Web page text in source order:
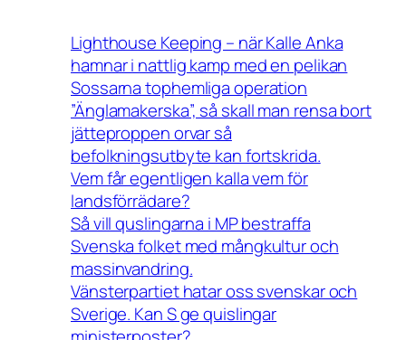
Lighthouse Keeping – när Kalle Anka
hamnar i nattlig kamp med en pelikan
Sossarna tophemliga operation
”Änglamakerska”, så skall man rensa bort
jätteproppen orvar så
befolkningsutbyte kan fortskrida.
Vem får egentligen kalla vem för
landsförrädare?
Så vill quslingarna i MP bestraffa
Svenska folket med mångkultur och
massinvandring.
Vänsterpartiet hatar oss svenskar och
Sverige. Kan S ge quislingar